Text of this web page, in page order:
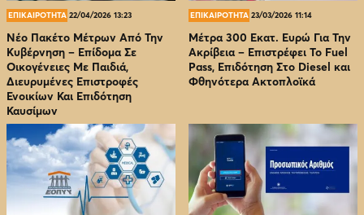
ΕΠΙΚΑΙΡΟΤΗΤΑ 22/04/2026 13:23
Νέο Πακέτο Μέτρων Από Την
Κυβέρνηση – Επίδομα Σε
Οικογένειες Με Παιδιά,
Διευρυμένες Επιστροφές
Ενοικίων Και Επιδότηση
Καυσίμων
ΕΠΙΚΑΙΡΟΤΗΤΑ 23/03/2026 11:14
Μέτρα 300 Εκατ. Ευρώ Για Την
Ακρίβεια – Επιστρέφει Το Fuel
Pass, Επιδότηση Στο Diesel και
Φθηνότερα Ακτοπλοϊκά